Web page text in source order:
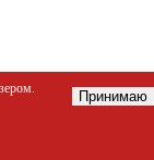
Принимаю